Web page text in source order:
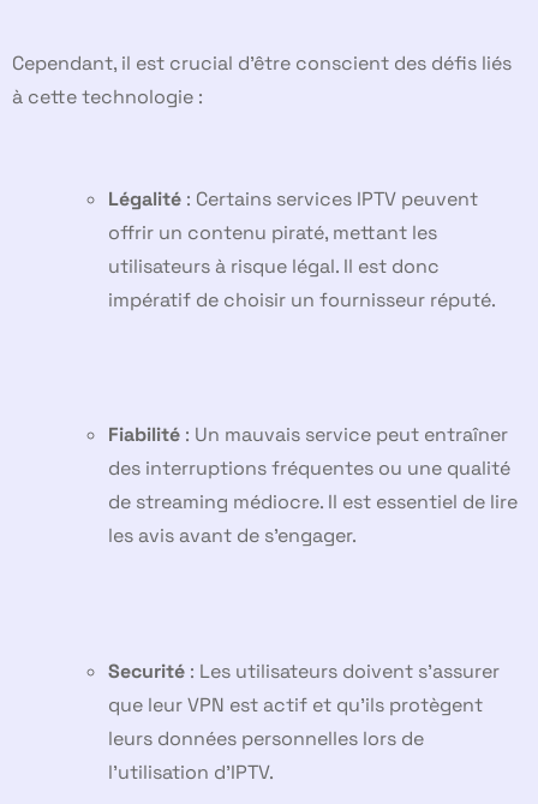
Cependant, il est crucial d’être conscient des défis liés
à cette technologie :
Légalité : Certains services IPTV peuvent
offrir un contenu piraté, mettant les
utilisateurs à risque légal. Il est donc
impératif de choisir un fournisseur réputé.
Fiabilité : Un mauvais service peut entraîner
des interruptions fréquentes ou une qualité
de streaming médiocre. Il est essentiel de lire
les avis avant de s’engager.
Securité : Les utilisateurs doivent s’assurer
que leur VPN est actif et qu’ils protègent
leurs données personnelles lors de
l’utilisation d’IPTV.